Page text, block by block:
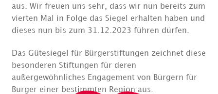
aus. Wir freuen uns sehr, dass wir nun bereits zum
vierten Mal in Folge das Siegel erhalten haben und
dieses nun bis zum 31.12.2023 führen dürfen.
Das Gütesiegel für Bürgerstiftungen zeichnet diese
besonderen Stiftungen für deren
außergewöhnliches Engagement von Bürgern für
Bürger einer bestimmten Region aus.